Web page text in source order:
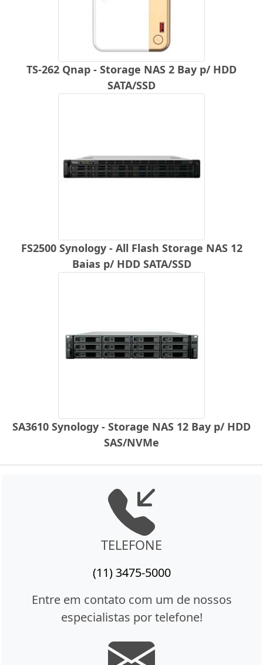
TS-262 Qnap - Storage NAS 2 Bay p/ HDD
SATA/SSD
FS2500 Synology - All Flash Storage NAS 12
Baias p/ HDD SATA/SSD
SA3610 Synology - Storage NAS 12 Bay p/ HDD
SAS/NVMe
TELEFONE
(11) 3475-5000
Entre em contato com um de nossos
especialistas por telefone!